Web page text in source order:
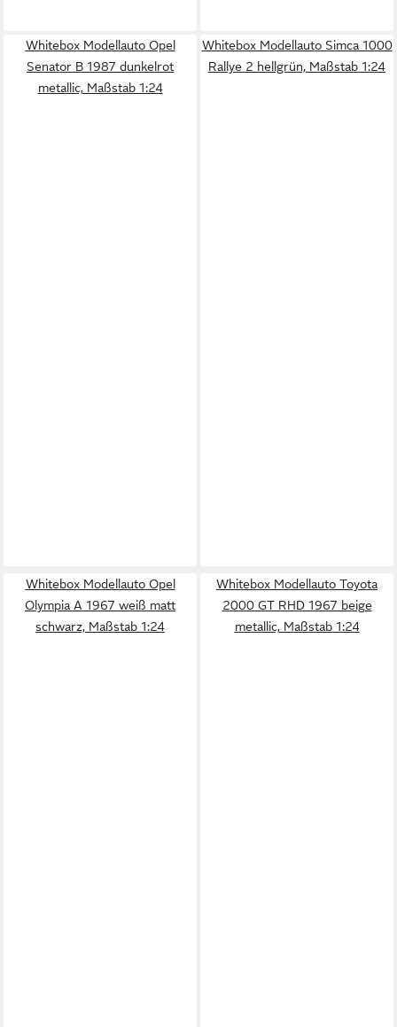
Whitebox Modellauto Opel
Senator B 1987 dunkelrot
metallic, Maßstab 1:24
Whitebox Modellauto Simca 1000
Rallye 2 hellgrün, Maßstab 1:24
Whitebox Modellauto Opel
Olympia A 1967 weiß matt
schwarz, Maßstab 1:24
Whitebox Modellauto Toyota
2000 GT RHD 1967 beige
metallic, Maßstab 1:24